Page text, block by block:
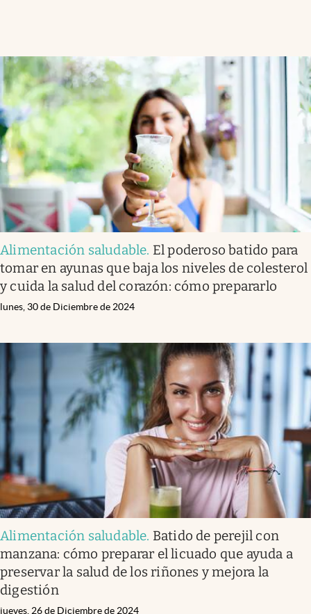
Alimentación saludable. El poderoso batido para
tomar en ayunas que baja los niveles de colesterol
y cuida la salud del corazón: cómo prepararlo
lunes, 30 de Diciembre de 2024
Alimentación saludable. Batido de perejil con
manzana: cómo preparar el licuado que ayuda a
preservar la salud de los riñones y mejora la
digestión
jueves, 26 de Diciembre de 2024